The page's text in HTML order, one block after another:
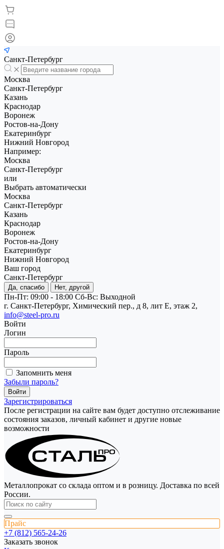
Санкт-Петербург
Москва
Санкт-Петербург
Казань
Краснодар
Воронеж
Ростов-на-Дону
Екатеринбург
Нижний Новгород
Например:
Москва
Санкт-Петербург
или
Выбрать автоматически
Москва
Санкт-Петербург
Казань
Краснодар
Воронеж
Ростов-на-Дону
Екатеринбург
Нижний Новгород
Ваш город
Санкт-Петербург
Да, спасибо Нет, другой
Пн-Пт: 09:00 - 18:00 Cб-Вс: Выходной
г. Санкт-Петербург, Химический пер., д 8, лит Е, этаж 2,
info@steel-pro.ru
Войти
Логин
Пароль
Запомнить меня
Забыли пароль?
Зарегистрироваться
После регистрации на сайте вам будет доступно отслеживание
состояния заказов, личный кабинет и другие новые
возможности
Металлопрокат со склада оптом и в розницу. Доставка по всей
России.
Прайс
+7 (812) 565-24-26
Заказать звонок